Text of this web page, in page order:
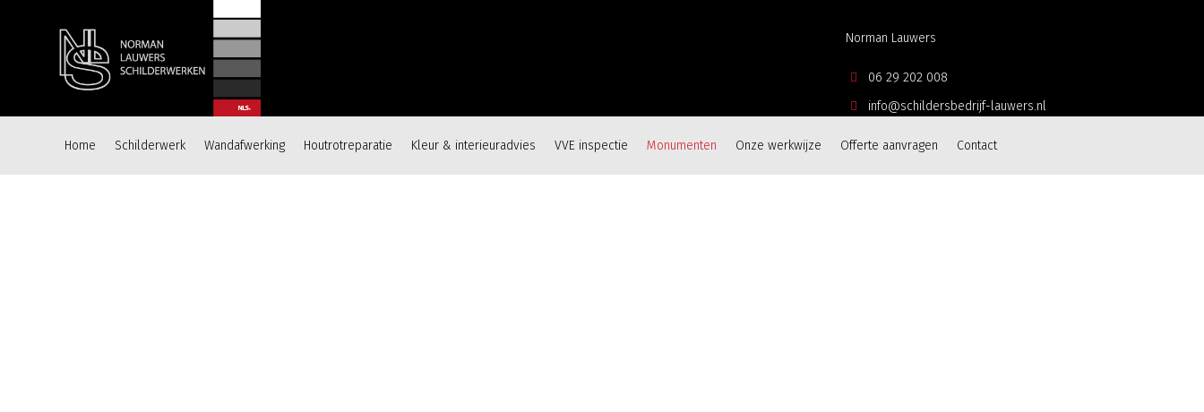
Norman Lauwers
06 29 202 008
info@schildersbedrijf-lauwers.nl
Home Schilderwerk Wandafwerking Houtrotreparatie Kleur & interieuradvies VVE inspectie Monumenten Onze werkwijze Offerte aanvragen Contact